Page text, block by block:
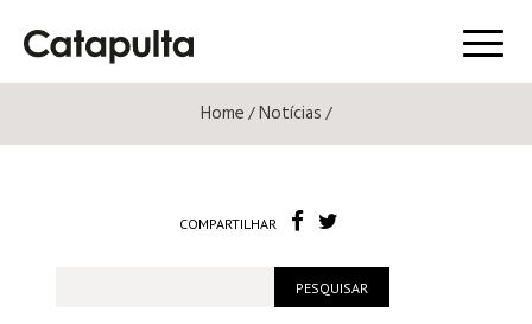
Menú
Home/Notícias/
COMPARTILHAR